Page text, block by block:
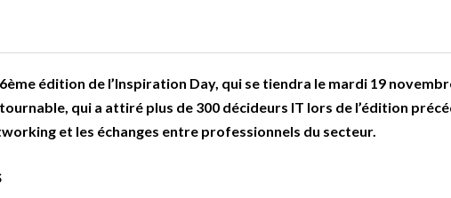
édition de l’Inspiration Day, qui se tiendra le mardi 19
qui a attiré plus de 300 décideurs IT lors de l’édition
et les échanges entre professionnels du secteur.